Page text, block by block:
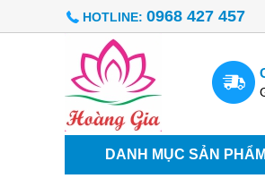
HOTLINE: 0968 427 457
DANH MỤC SẢN PHẨM